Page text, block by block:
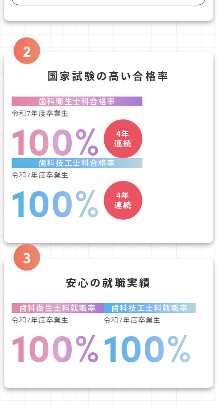
2
国家試験の高い合格率
歯科衛生士科合格率
令和7年度卒業生
100%
4年
連続
歯科技工士科合格率
令和7年度卒業生
100%
4年
連続
3
安心の就職実績
歯科衛生士科就職率
令和7年度卒業生
100%
歯科技工士科就職率
令和7年度卒業生
100%